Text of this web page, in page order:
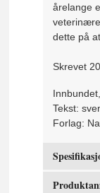
årelange
dette på
Skrevet
Tekst:
Forlag: